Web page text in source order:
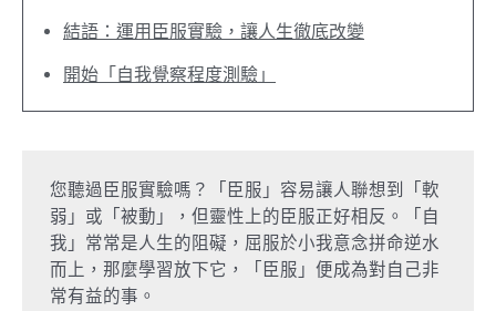
結語：運用臣服實驗，讓人生徹底改變
開始「自我覺察程度測驗」
您聽過臣服實驗嗎？「臣服」容易讓人聯想到「軟
弱」或「被動」，但靈性上的臣服正好相反。「自
我」常常是人生的阻礙，屈服於小我意念拼命逆水
而上，那麼學習放下它，「臣服」便成為對自己非
常有益的事。